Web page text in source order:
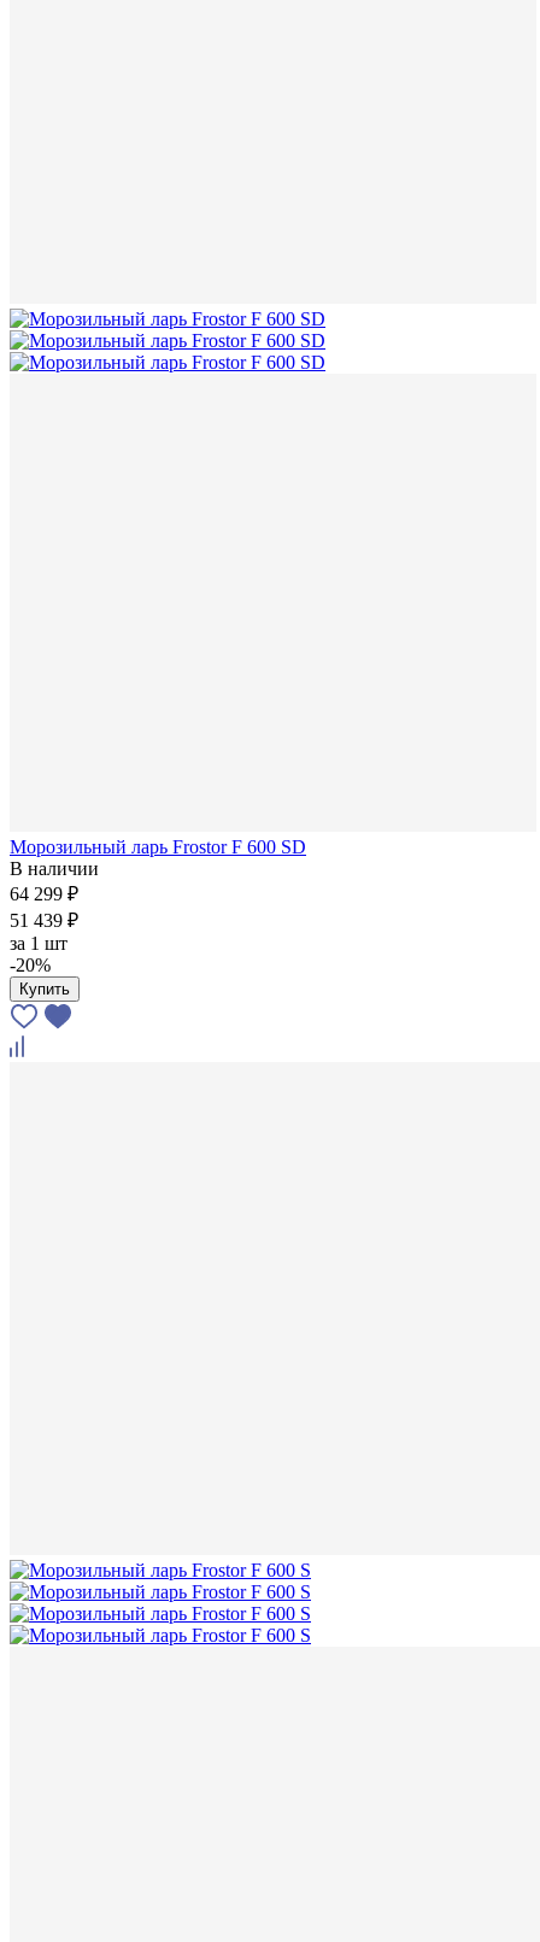
Морозильный ларь Frostor F 600 SD
В наличии
64 299 ₽
51 439 ₽
за 1 шт
-20%
Купить